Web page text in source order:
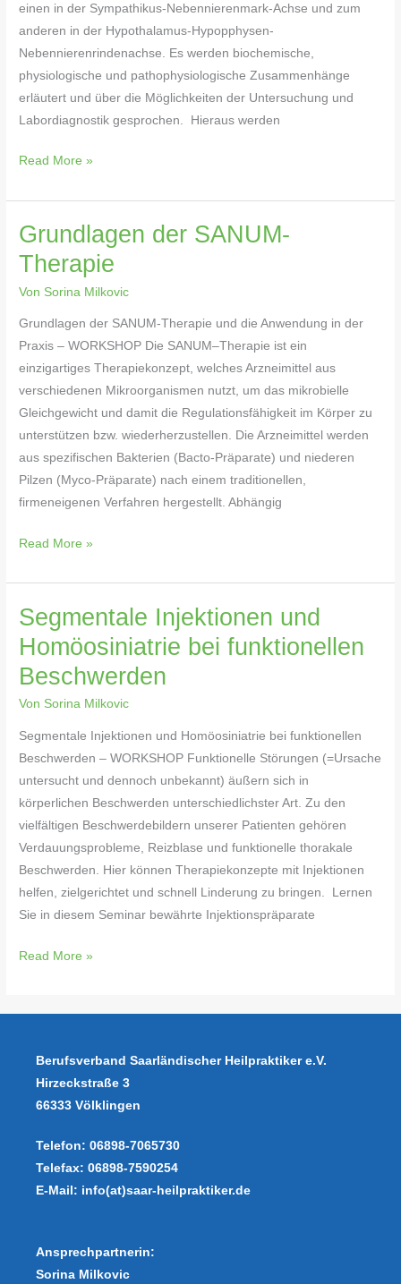
einen in der Sympathikus-Nebennierenmark-Achse und zum
anderen in der Hypothalamus-Hypopphysen-
Nebennierenrindenachse. Es werden biochemische,
physiologische und pathophysiologische Zusammenhänge
erläutert und über die Möglichkeiten der Untersuchung und
Labordiagnostik gesprochen. Hieraus werden
Read More »
Grundlagen der SANUM-
Therapie
Von Sorina Milkovic
Grundlagen der SANUM-Therapie und die Anwendung in der
Praxis – WORKSHOP Die SANUM–Therapie ist ein
einzigartiges Therapiekonzept, welches Arzneimittel aus
verschiedenen Mikroorganismen nutzt, um das mikrobielle
Gleichgewicht und damit die Regulationsfähigkeit im Körper zu
unterstützen bzw. wiederherzustellen. Die Arzneimittel werden
aus spezifischen Bakterien (Bacto-Präparate) und niederen
Pilzen (Myco-Präparate) nach einem traditionellen,
firmeneigenen Verfahren hergestellt. Abhängig
Grundlagen
der
SANUM-
Therapie
Read More »
Segmentale Injektionen und
Homöosiniatrie bei funktionellen
Beschwerden
Von Sorina Milkovic
Segmentale Injektionen und Homöosiniatrie bei funktionellen
Beschwerden – WORKSHOP Funktionelle Störungen (=Ursache
untersucht und dennoch unbekannt) äußern sich in
körperlichen Beschwerden unterschiedlichster Art. Zu den
vielfältigen Beschwerdebildern unserer Patienten gehören
Verdauungsprobleme, Reizblase und funktionelle thorakale
Beschwerden. Hier können Therapiekonzepte mit Injektionen
helfen, zielgerichtet und schnell Linderung zu bringen. Lernen
Sie in diesem Seminar bewährte Injektionspräparate
Segmentale
Injektionen
und
Homöosiniatrie
bei
Beschwerden
Read More »
Berufsverband Saarländischer Heilpraktiker e.V.
Hirzeckstraße 3
66333 Völklingen
Telefon: 06898-7065730
Telefax: 06898-7590254
E-Mail: info(at)saar-heilpraktiker.de
Ansprechpartnerin:
Sorina Milkovic